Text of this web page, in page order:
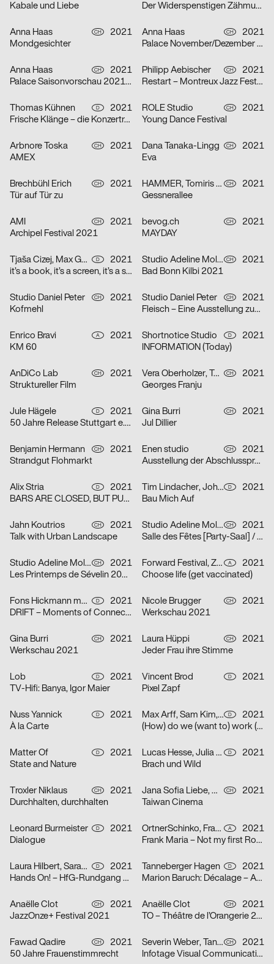
Kabale und Liebe
Der Widerspenstigen Zähmung
Anna Haas CH
2021
Mondgesichter
Anna Haas CH
2021
Palace November/Dezember 2021
Anna Haas CH
2021
Palace Saisonvorschau 2021/22
Philipp Aebischer CH
2021
Restart – Montreux Jazz Festival 2021
Thomas Kühnen D
2021
Frische Klänge – die Konzertreihe
ROLE Studio CH
2021
Young Dance Festival
Arbnore Toska CH
2021
AMEX
Dana Tanaka-Lingg CH
2021
Eva
Brechbühl Erich CH
2021
Tür auf Tür zu
HAMMER, Tomiris Shyngyssova CH
2021
Gessnerallee
AMI CH
2021
Archipel Festival 2021
bevog.ch CH
2021
MAYDAY
Tjaša Cizej, Max Gültig, Laura Hähnel, Basil Haug D
2021
it’s a book, it’s a screen, it’s a space in between
Studio Adeline Mollard, Coboi CH
2021
Bad Bonn Kilbi 2021
Studio Daniel Peter CH
2021
Kofmehl
Studio Daniel Peter CH
2021
Fleisch – Eine Ausstellung zum Innenleben
Enrico Bravi A
2021
KM 60
Shortnotice Studio D
2021
INFORMATION (Today)
AnDiCo Lab CH
2021
Struktureller Film
Vera Oberholzer, Tonja Wüthrich CH
2021
Georges Franju
Jule Hägele D
2021
50 Jahre Release Stuttgart e. V.
Gina Burri CH
2021
Jul Dillier
Benjamin Hermann CH
2021
Strandgut Flohmarkt
Enen studio CH
2021
Ausstellung der Abschlussprojekte 2021 HEAD
Alix Stria D
2021
BARS ARE CLOSED, BUT PUB IS OPEN! [Bars sind geschlossen, doch PUB ist geöfffnet!]
Tim Lindacher, Johannes Schreiner D
2021
Bau Mich Auf
Jahn Koutrios CH
2021
Talk with Urban Landscape
Studio Adeline Mollard CH
2021
Salle des Fêtes [Party-Saal] / Orphelins [Waisen]
Studio Adeline Mollard CH
2021
Les Printemps de Sévelin 2021 [Sévelin-Frühling 2021]
Forward Festival, ZWUPP, Maša Stanic A
2021
Choose life (get vaccinated)
Fons Hickmann m23 D
2021
DRIFT – Moments of Connection
Nicole Brugger CH
2021
Werkschau 2021
Gina Burri CH
2021
Werkschau 2021
Laura Hüppi CH
2021
Jeder Frau ihre Stimme
Lob D
2021
TV-Hifi: Banya, Igor Maier
Vincent Brod D
2021
Pixel Zapf
Nuss Yannick D
2021
À la Carte
Max Arff, Sam Kim, Dokho Shin D
2021
(How) do we (want to) work (together) (as (socially engaged) designers (students and neighbors)) (in neoliberal times)?
Matter Of D
2021
State and Nature
Lucas Hesse, Julia Löffler D
2021
Brach und Wild
Troxler Niklaus CH
2021
Durchhalten, durchhalten
Jana Sofia Liebe, Wetli Tanaka Minami CH
2021
Taiwan Cinema
Leonard Burmeister D
2021
Dialogue
OrtnerSchinko, Frank Maria A
2021
Frank Maria – Not my first Rodeo
Laura Hilbert, Sarah Stendel D
2021
Hands On! – HfG-Rundgang 2021
Tanneberger Hagen D
2021
Marion Baruch: Décalage – Ausstellung in der der HGB Galerie
Anaëlle Clot CH
2021
JazzOnze+ Festival 2021
Anaëlle Clot CH
2021
TO – Théâtre de l’Orangerie 2021
Fawad Qadire CH
2021
50 Jahre Frauenstimmrecht
Severin Weber, Tanja Vogt, Elia Geiger, Ladina Döring, Nicola Canziani CH
2021
Infotage Visual Communication 2021 Zürcher Hochschule der Künste